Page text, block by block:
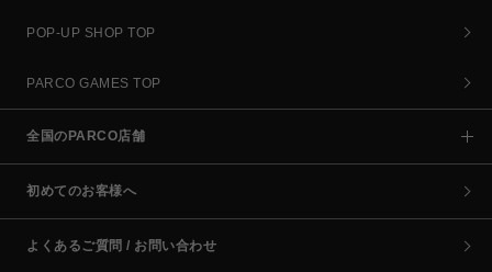
POP-UP SHOP TOP
PARCO GAMES TOP
全国のPARCO店舗
初めてのお客様へ
よくあるご質問 / お問い合わせ